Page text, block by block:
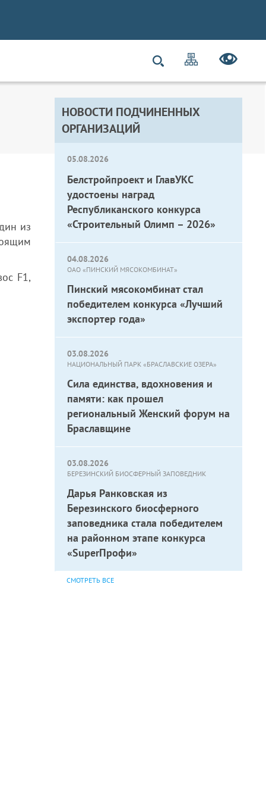
НОВОСТИ ПОДЧИНЕННЫХ
ОРГАНИЗАЦИЙ
05.08.2026
Белстройпроект и ГлавУКС
удостоены наград
Республиканского конкурса
«Строительный Олимп – 2026»
04.08.2026
ОАО «ПИНСКИЙ МЯСОКОМБИНАТ»
Пинский мясокомбинат стал
победителем конкурса «Лучший
экспортер года»
03.08.2026
НАЦИОНАЛЬНЫЙ ПАРК «БРАСЛАВСКИЕ ОЗЕРА»
Сила единства, вдохновения и
памяти: как прошел
региональный Женский форум на
Браславщине
03.08.2026
БЕРЕЗИНСКИЙ БИОСФЕРНЫЙ ЗАПОВЕДНИК
Дарья Ранковская из
Березинского биосферного
заповедника стала победителем
на районном этапе конкурса
«SuperПрофи»
СМОТРЕТЬ ВСЕ
из
F1,